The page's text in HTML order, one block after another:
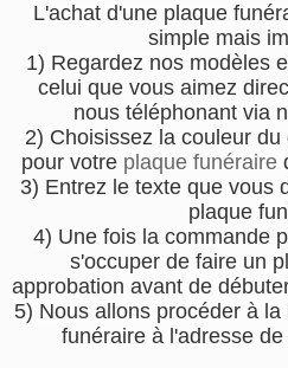
L'achat d'une plaque
simple mais
1) Regardez nos modèles
celui que vous aimez
nous téléphonant via
2) Choisissez la couleur
pour votre plaque funéraire
3) Entrez le texte que vous
plaque
4) Une fois la commande
s'occuper de faire un
approbation avant de
5) Nous allons procéder à
funéraire à l'adresse